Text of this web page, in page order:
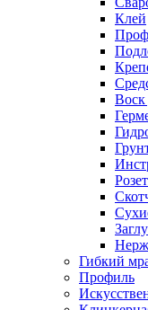
Клей
Воск
Гибкий
Профиль